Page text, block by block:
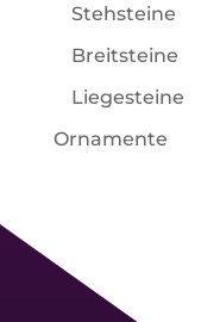
Stehsteine
Breitsteine
Liegesteine
Ornamente